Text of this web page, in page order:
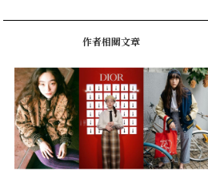
作者相關文章